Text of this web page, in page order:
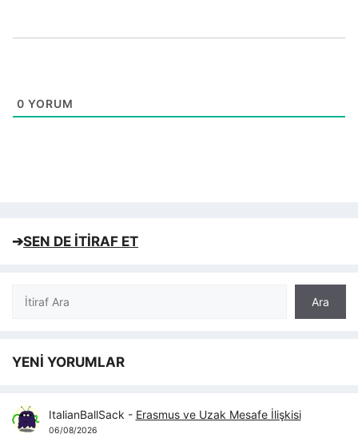
0 YORUM
➔SEN DE İTİRAF ET
Ara
Ara
YENİ YORUMLAR
ItalianBallSack - Erasmus ve Uzak Mesafe İlişkisi
06/08/2026